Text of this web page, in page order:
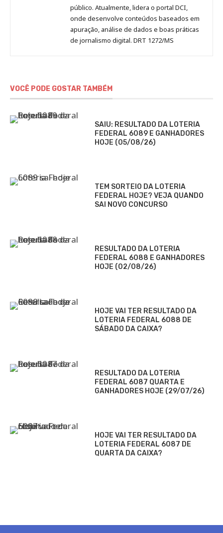
público. Atualmente, lidera o portal DCI,
onde desenvolve conteúdos baseados em
apuração, análise de dados e boas práticas
de jornalismo digital. DRT 1272/MS
VOCÊ PODE GOSTAR TAMBÉM
SAIU: RESULTADO DA LOTERIA
FEDERAL 6089 E GANHADORES
HOJE (05/08/26)
TEM SORTEIO DA LOTERIA
FEDERAL HOJE? VEJA QUANDO
SAI NOVO CONCURSO
RESULTADO DA LOTERIA
FEDERAL 6088 E GANHADORES
HOJE (02/08/26)
HOJE VAI TER RESULTADO DA
LOTERIA FEDERAL 6088 DE
SÁBADO DA CAIXA?
RESULTADO DA LOTERIA
FEDERAL 6087 QUARTA E
GANHADORES HOJE (29/07/26)
HOJE VAI TER RESULTADO DA
LOTERIA FEDERAL 6087 DE
QUARTA DA CAIXA?